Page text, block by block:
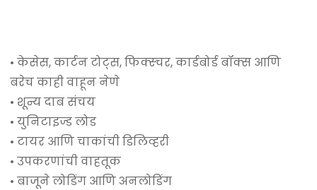
• केसेस, कार्टन टोट्स, फिक्स्चर, कार्डबोर्ड बॉक्स आणि
बरेच काही वाहून नेणे
• शून्य दाब संचय
• युनिटाइज्ड लोड
• टायर आणि चाकांची डिलिव्हरी
• उपकरणांची वाहतूक
• बाजूने लोडिंग आणि अनलोडिंग